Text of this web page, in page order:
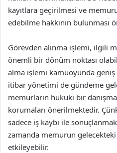
kayıtlara geçirilmesi ve
edebilme hakkının bulunması
Görevden alınma işlemi, ilgili
önemli bir dönüm noktası
alma işlemi kamuoyunda
itibar yönetimi de gündeme
memurların hukuki bir
korumaları önerilmektedir.
sadece iş kaybı ile
zamanda memurun
etkileyebilir.